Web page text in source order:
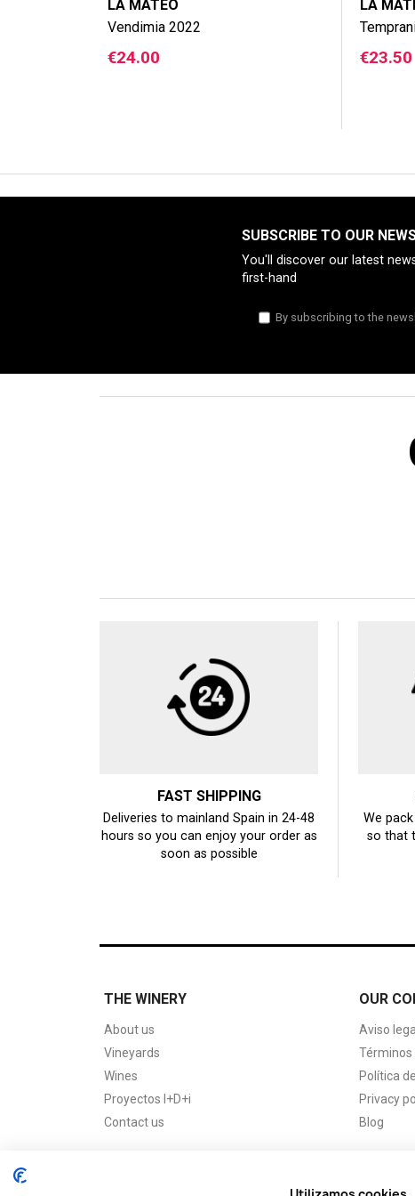
LA MATEO
Vendimia 2022
Price
€24.00
LA
Price
€23.50
SUBSCRIBE TO OUR
You'll discover our latest
first-hand
By subscribing to the
FAST SHIPPING
Deliveries to mainland Spain in 24-48
hours so you can enjoy your order as
soon as possible
We
so that
THE WINERY
About us
Vineyards
Wines
Proyectos I+D+i
Contact us
OUR
Aviso legal
Términos
Política
Privacy
Blog